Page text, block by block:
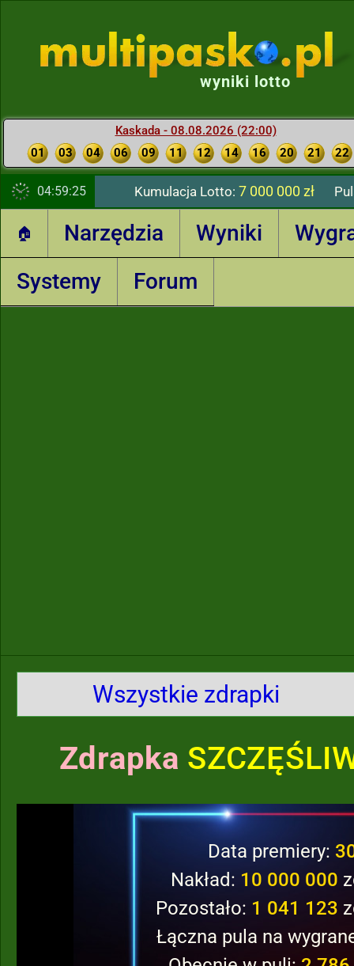
wyniki lotto
Kaskada - 08.08.2026 (22:00)
01
03 04 06 09 11 12 14 16 20 21 22
04:59:26 Kumulacja Lotto: 7 000 000 zł
🏠 Narzędzia Wyniki
Systemy
Forum
Wszystkie zdrapki
Zdrapka
Data premiery:
Nakład: 10 000 000
Pozostało: 1 041 123
Łączna pula na